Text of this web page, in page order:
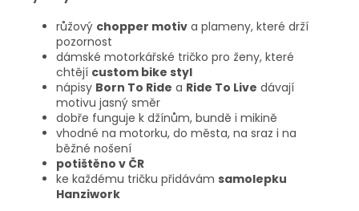
růžový chopper motiv a plameny, které drží
pozornost
dámské motorkářské tričko pro ženy, které
chtějí custom bike styl
nápisy Born To Ride a Ride To Live dávají
motivu jasný směr
dobře funguje k džínům, bundě i mikině
vhodné na motorku, do města, na sraz i na
běžné nošení
potištěno v ČR
ke každému tričku přidávám samolepku
Hanziwork